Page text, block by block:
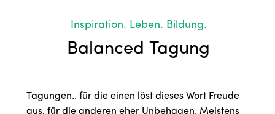
Inspiration. Leben. Bildung.
Balanced Tagung
Tagungen.. für die einen löst dieses Wort Freude
aus, für die anderen eher Unbehagen. Meistens